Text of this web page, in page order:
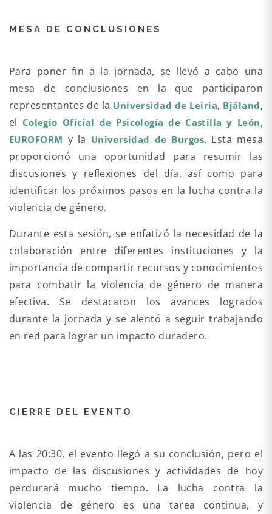
MESA DE CONCLUSIONES
Para poner fin a la jornada, se llevó a cabo una
mesa de conclusiones en la que participaron
representantes de la Universidad de Leiria, Bjäland,
el Colegio Oficial de Psicología de Castilla y León,
EUROFORM y la Universidad de Burgos. Esta mesa
proporcionó una oportunidad para resumir las
discusiones y reflexiones del día, así como para
identificar los próximos pasos en la lucha contra la
violencia de género.
Durante esta sesión, se enfatizó la necesidad de la
colaboración entre diferentes instituciones y la
importancia de compartir recursos y conocimientos
para combatir la violencia de género de manera
efectiva. Se destacaron los avances logrados
durante la jornada y se alentó a seguir trabajando
en red para lograr un impacto duradero.
CIERRE DEL EVENTO
A las 20:30, el evento llegó a su conclusión, pero el
impacto de las discusiones y actividades de hoy
perdurará mucho tiempo. La lucha contra la
violencia de género es una tarea continua, y